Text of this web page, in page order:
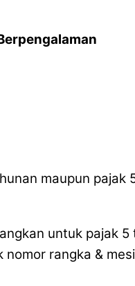
maupun pajak
untuk pajak 5
rangka &